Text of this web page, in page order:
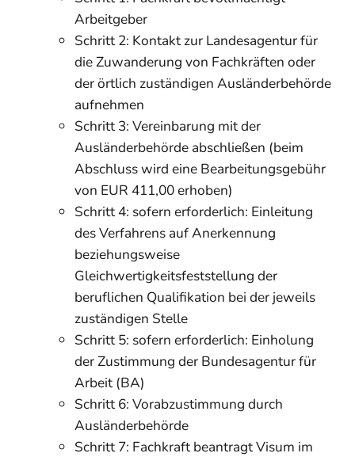
Arbeitgeber
Schritt 2: Kontakt zur Landesagentur für
die Zuwanderung von Fachkräften oder
der örtlich zuständigen Ausländerbehörde
aufnehmen
Schritt 3: Vereinbarung mit der
Ausländerbehörde abschließen (beim
Abschluss wird eine Bearbeitungsgebühr
von EUR 411,00 erhoben)
Schritt 4: sofern erforderlich: Einleitung
des Verfahrens auf Anerkennung
beziehungsweise
Gleichwertigkeitsfeststellung der
beruflichen Qualifikation bei der jeweils
zuständigen Stelle
Schritt 5: sofern erforderlich: Einholung
der Zustimmung der Bundesagentur für
Arbeit (BA)
Schritt 6: Vorabzustimmung durch
Ausländerbehörde
Schritt 7: Fachkraft beantragt Visum im